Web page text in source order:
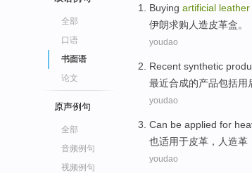
全部
口语
书面语
论文
原声例句
全部
音频例句
视频例句
Buying artificial leather
伊朗求购 人造皮革盒。
youdao
Recent synthetic
最近合成的产品包括用
youdao
Can be applied for
也适用于皮革 ， 人造革
youdao